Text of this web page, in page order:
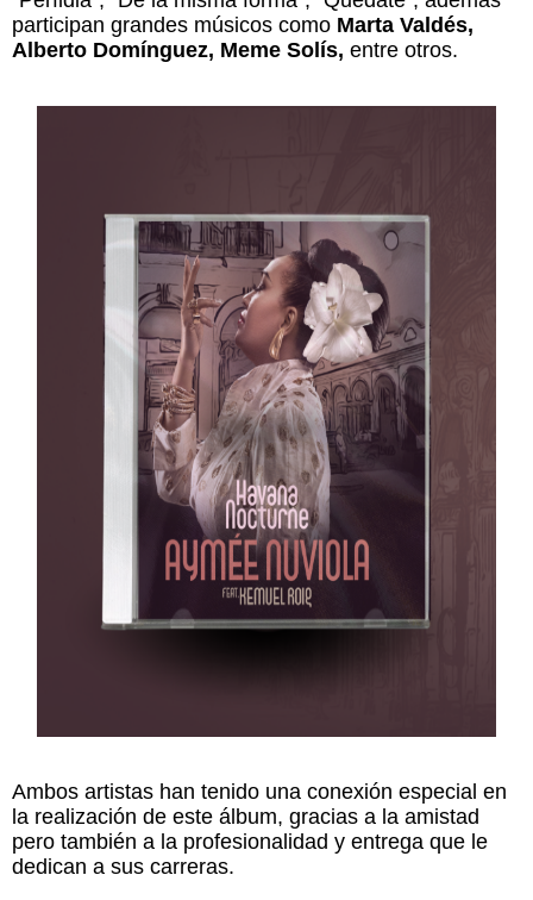
participan grandes músicos como Marta Valdés,
Alberto Domínguez, Meme Solís, entre otros.
Ambos artistas han tenido una conexión especial en
la realización de este álbum, gracias a la amistad
pero también a la profesionalidad y entrega que le
dedican a sus carreras.